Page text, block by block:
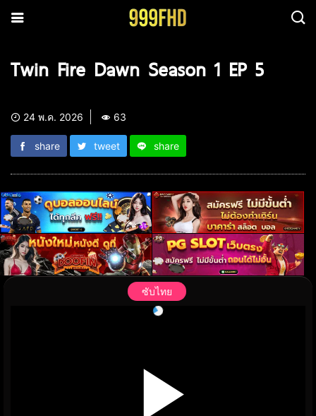
Twin Fire Dawn Season 1 EP 5
24 พ.ค. 2026 63
share tweet share
ซับไทย